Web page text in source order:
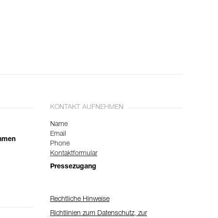
KONTAKT AUFNEHMEN
Name
Email
Phone
Kontaktformular
Pressezugang
Rechtliche Hinweise
Richtlinien zum Datenschutz, zur